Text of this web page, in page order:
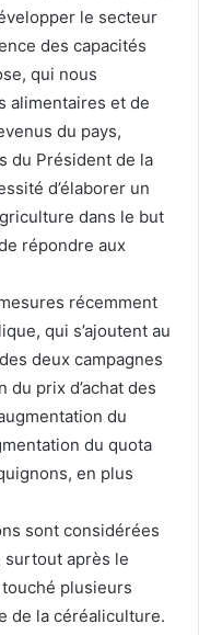
le secteur
des capacités
qui nous
alimentaires et de
du pays,
du Président de la
d’élaborer un
dans le but
répondre aux
récemment
qui s’ajoutent au
deux campagnes
du prix d’achat des
du
du quota
en plus
sont considérées
surtout après le
plusieurs
de la céréaliculture.